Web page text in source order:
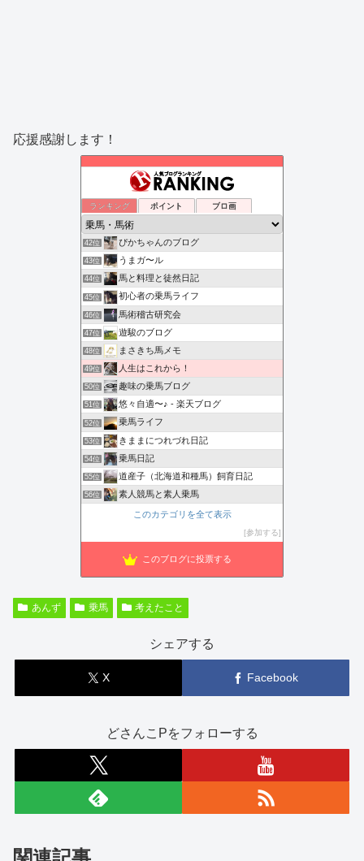
応援感謝します！
ランキング ポイント ブロ画
42位 ぴかちゃんのブログ
43位 うまガ〜ル
44位 馬と料理と徒然日記
45位 初心者の乗馬ライフ
46位 馬術稽古研究会
47位 遊駿のブログ
48位 まさきち馬メモ
49位 人生はこれから！
50位 趣味の乗馬ブログ
51位 悠々自適〜♪ - 楽天ブログ
52位 乗馬ライフ
53位 きままにつれづれ日記
54位 乗馬日記
55位 道産子（北海道和種馬）飼育日記
56位 素人競馬と素人乗馬
このカテゴリを全て表示
参加する
このブログに投票する
あんず 乗馬 考えたこと
シェアする
X Facebook
どさんこPをフォローする